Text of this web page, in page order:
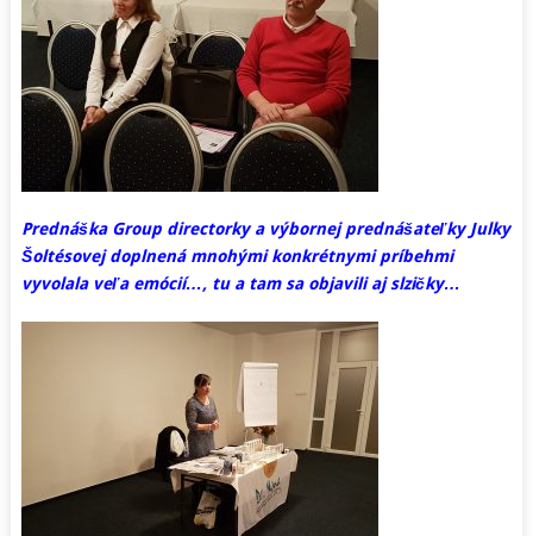
Prednáška Group directorky a výbornej prednášateľky Julky
Šoltésovej doplnená mnohými konkrétnymi príbehmi
vyvolala veľa emócií…, tu a tam sa objavili aj slzičky…